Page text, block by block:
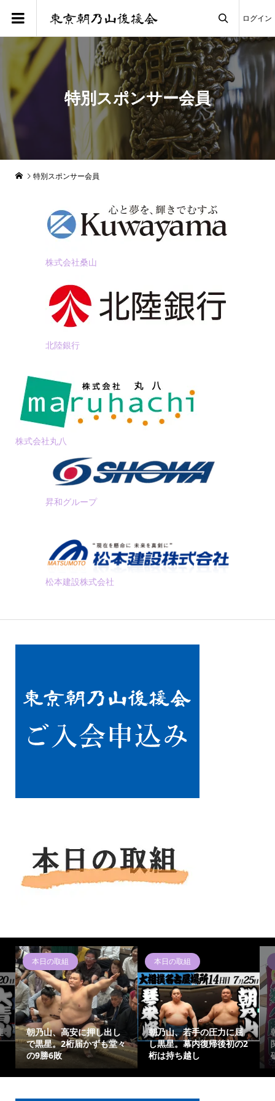

ログイン
特別スポンサー会員
特別スポンサー会員
株式会社桑山
北陸銀行
株式会社丸八
昇和グループ
松本建設株式会社
本日の取組
朝乃山、高安に押し出し
で黒星。2桁届かずも堂々
の9勝6敗
本日の取組
朝乃山、若手の圧力に屈
し黒星。幕内復帰後初の2
桁は持ち越し